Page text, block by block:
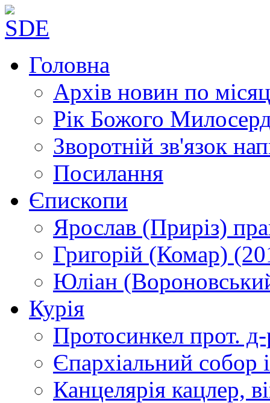
Головна
Архів новин по
Рік Божого
Зворотній зв'язок
Посилання
Єпископи
Ярослав (Приріз)
Григорій (Комар)
Юліан
Курія
Протосинкел прот.
Єпархіальний собор
Канцелярія кацлер,